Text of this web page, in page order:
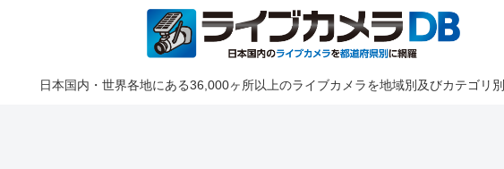
日本国内・世界各地にある36,000ヶ所以上のライブカメラを地域別及びカテゴリ別